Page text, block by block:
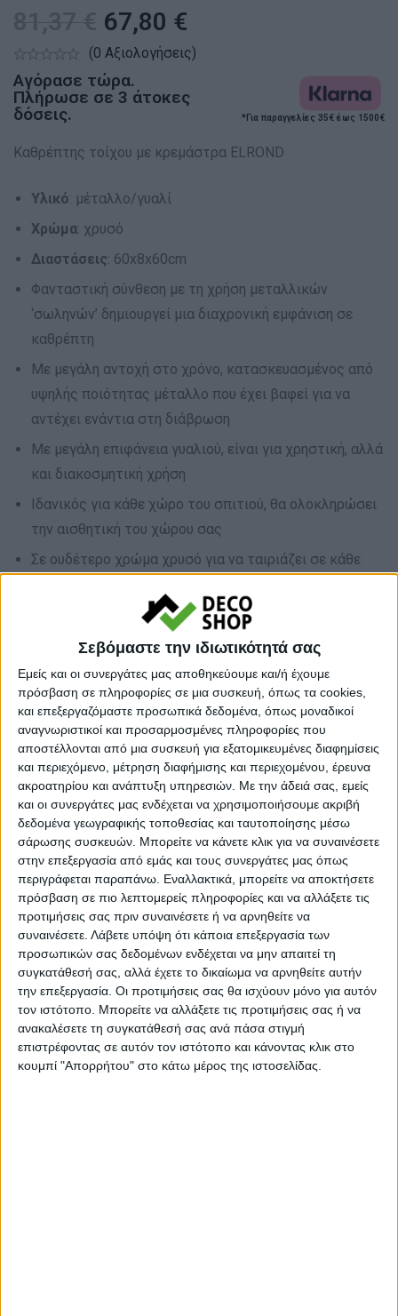
Σεβόμαστε την ιδιωτικότητά σας
Εμείς και οι συνεργάτες μας αποθηκεύουμε και/ή έχουμε
πρόσβαση σε πληροφορίες σε μια συσκευή, όπως τα cookies,
και επεξεργαζόμαστε προσωπικά δεδομένα, όπως μοναδικοί
αναγνωριστικοί και προσαρμοσμένες πληροφορίες που
αποστέλλονται από μια συσκευή για εξατομικευμένες διαφημίσεις
και περιεχόμενο, μέτρηση διαφήμισης και περιεχομένου, έρευνα
ακροατηρίου και ανάπτυξη υπηρεσιών. Με την άδειά σας, εμείς
και οι συνεργάτες μας ενδέχεται να χρησιμοποιήσουμε ακριβή
δεδομένα γεωγραφικής τοποθεσίας και ταυτοποίησης μέσω
σάρωσης συσκευών. Μπορείτε να κάνετε κλικ για να συναινέσετε
στην επεξεργασία από εμάς και τους συνεργάτες μας όπως
περιγράφεται παραπάνω. Εναλλακτικά, μπορείτε να αποκτήσετε
πρόσβαση σε πιο λεπτομερείς πληροφορίες και να αλλάξετε τις
προτιμήσεις σας πριν συναινέσετε ή να αρνηθείτε να
συναινέσετε. Λάβετε υπόψη ότι κάποια επεξεργασία των
προσωπικών σας δεδομένων ενδέχεται να μην απαιτεί τη
συγκατάθεσή σας, αλλά έχετε το δικαίωμα να αρνηθείτε αυτήν
την επεξεργασία. Οι προτιμήσεις σας θα ισχύουν μόνο για αυτόν
τον ιστότοπο. Μπορείτε να αλλάξετε τις προτιμήσεις σας ή να
ανακαλέσετε τη συγκατάθεσή σας ανά πάσα στιγμή
επιστρέφοντας σε αυτόν τον ιστότοπο και κάνοντας κλικ στο
κουμπί "Απορρήτου" στο κάτω μέρος της ιστοσελίδας.
67,80 €
(0 Αξιολογήσεις)
Αγόρασε τώρα.
Πλήρωσε σε 3 άτοκες
δόσεις.
*Για παραγγελίες 35€ έως 1500€
Καθρέπτης τοίχου με κρεμάστρα ELROND
Υλικό: μέταλλο/γυαλί
Χρώμα: χρυσό
Διαστάσεις: 60x8x60cm
Φανταστική σύνθεση με τη χρήση μεταλλικών
‘σωληνών’ δημιουργεί μια διαχρονική εμφάνιση σε
καθρέπτη
Με μεγάλη αντοχή στο χρόνο, κατασκευασμένος από
υψηλής ποιότητας μέταλλο που έχει βαφεί για να
αντέχει ενάντια στη διάβρωση
Με μεγάλη επιφάνεια γυαλιού, είναι για χρηστική, αλλά
και διακοσμητική χρήση
Ιδανικός για κάθε χώρο του σπιτιού, θα ολοκληρώσει
την αισθητική του χώρου σας
Σε ουδέτερο χρώμα χρυσό για να ταιριάζει σε κάθε
Με 7 θέσεις κρεμάστρας για ακόμη μεγαλύτερη
χρηστικότητα
Σε απόθεμα
Ποσότητα
Προσθήκη στο καλάθι
Κωδικός προϊόντος :342864
Κάνε μια ερώτηση Share